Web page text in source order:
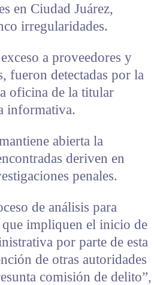
en Ciudad Juárez,
irregularidades.
a proveedores y
fueron detectadas por la
oficina de la titular
informativa.
abierta la
deriven en
penales.
de análisis para
que impliquen el inicio de
por parte de esta
de otras autoridades
comisión de delito”,